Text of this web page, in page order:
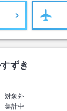
ずき
対象外
集計中